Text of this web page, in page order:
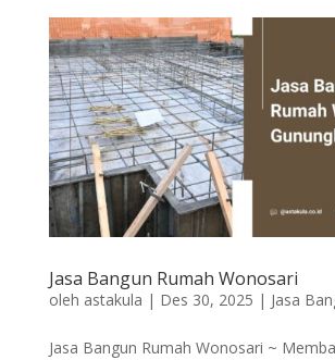
Jasa Bangun Rumah Wonosari
oleh astakula | Des 30, 2025 | Jasa
Jasa Bangun Rumah Wonosari ~